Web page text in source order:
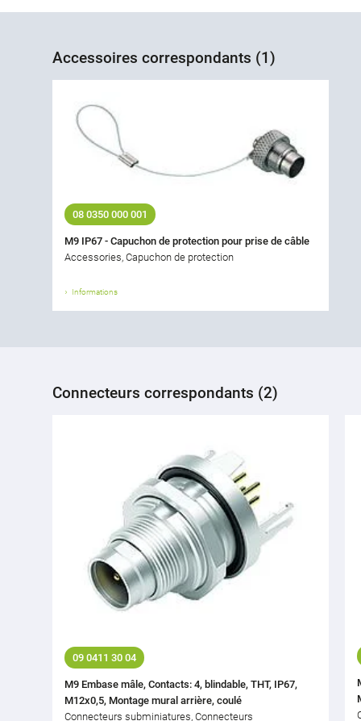
Accessoires correspondants (1)
08 0350 000 001
M9 IP67 - Capuchon de protection pour prise de câble
Accessories, Capuchon de protection
Informations
Connecteurs correspondants (2)
09 0411 30 04
M9 Embase mâle, Contacts: 4, blindable, THT, IP67,
M12x0,5, Montage mural arrière, coulé
Connecteurs subminiatures, Connecteurs